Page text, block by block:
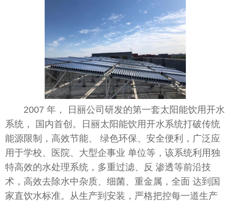
2007 年， 日丽公司研发的第一套太阳能饮用开水
系统， 国内首创。日丽太阳能饮用开水系统打破传统
能源限制，高效节能、 绿色环保、安全便利，广泛应
用于学校、医院、大型企事业 单位等，该系统利用独
特高效的水处理系统，多重过滤、反 渗透等前沿技
术，高效去除水中杂质、细菌、重金属，全面 达到 国
家直饮水标准。从生产到安装，严格把控每一道生产